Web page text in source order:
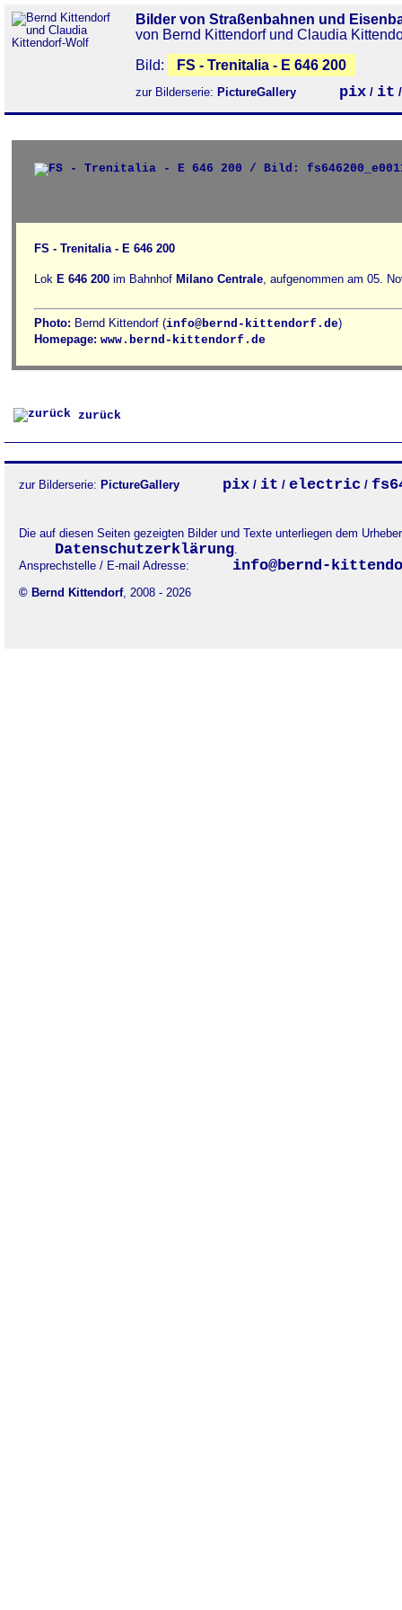
Bilder von Straßenbahnen und
von Bernd Kittendorf und Claudia
Bild:
FS - Trenitalia - E 646 200
zur Bilderserie: PictureGallery pix / it
FS - Trenitalia - E 646 200
Lok E 646 200 im Bahnhof Milano Centrale, aufgenommen am 05.
Photo: Bernd Kittendorf (info@bernd-kittendorf.de)
Homepage: www.bernd-kittendorf.de
zurück
zur Bilderserie: PictureGallery pix / it / electric /
Die auf diesen Seiten gezeigten Bilder und Texte unterliegen dem
Datenschutzerklärung.
Ansprechstelle / E-mail Adresse:
info@bernd-
© Bernd Kittendorf, 2008 - 2026